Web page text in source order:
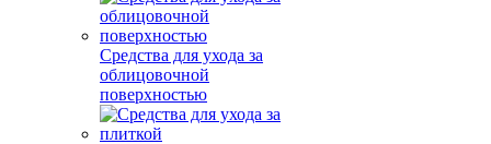
Средства для ухода за
облицовочной
поверхностью